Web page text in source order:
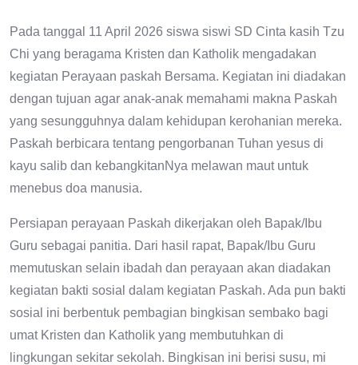
Pada tanggal 11 April 2026 siswa siswi SD Cinta kasih Tzu
Chi yang beragama Kristen dan Katholik mengadakan
kegiatan Perayaan paskah Bersama. Kegiatan ini diadakan
dengan tujuan agar anak-anak memahami makna Paskah
yang sesungguhnya dalam kehidupan kerohanian mereka.
Paskah berbicara tentang pengorbanan Tuhan yesus di
kayu salib dan kebangkitanNya melawan maut untuk
menebus doa manusia.
Persiapan perayaan Paskah dikerjakan oleh Bapak/Ibu
Guru sebagai panitia. Dari hasil rapat, Bapak/Ibu Guru
memutuskan selain ibadah dan perayaan akan diadakan
kegiatan bakti sosial dalam kegiatan Paskah. Ada pun bakti
sosial ini berbentuk pembagian bingkisan sembako bagi
umat Kristen dan Katholik yang membutuhkan di
lingkungan sekitar sekolah. Bingkisan ini berisi susu, mi